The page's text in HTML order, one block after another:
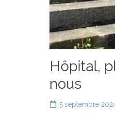
Hôpital,
nous
5 septembre